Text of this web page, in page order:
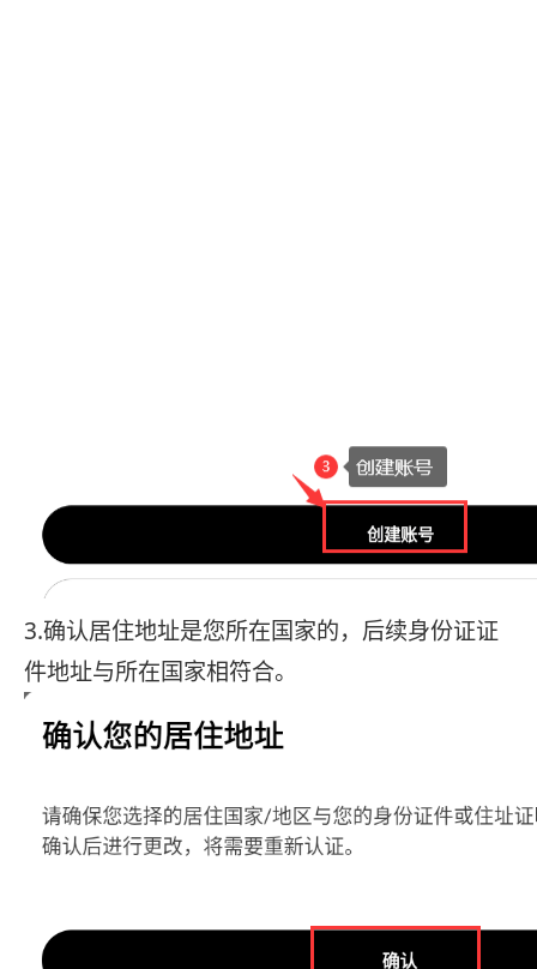
3.确认居住地址是您所在国家的，后续身份证证
件地址与所在国家相符合。